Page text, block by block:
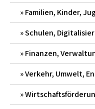
Familien, Kinder,
Schulen,
Finanzen,
Verkehr, Umwelt,